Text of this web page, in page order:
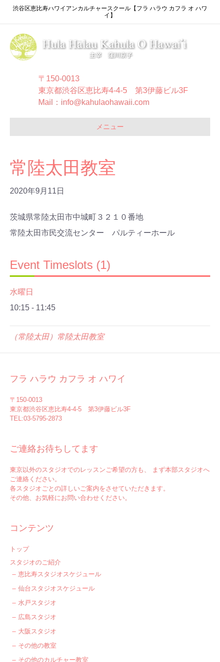
渋谷区恵比寿ハワイアンカルチャースクール【フラ ハラウ カフラ オ ハワ
イ】
〒150-0013
東京都渋谷区恵比寿4-4-5 第3伊藤ビル3F
Mail：info@kahulaohawaii.com
メニュー
常陸太田教室
2020年9月11日
茨城県常陸太田市中城町３２１０番地
常陸太田市民交流センター パルティーホール
Event Timeslots (1)
水曜日
10:15 - 11:45
（常陸太田）常陸太田教室
フラ ハラウ カフラ オ ハワイ
〒150-0013
東京都渋谷区恵比寿4-4-5 第3伊藤ビル3F
TEL:03-5795-2873
ご連絡お待ちしてます
東京以外のスタジオでのレッスンご希望の方も、 まず本部スタジオへ
ご連絡ください。
各スタジオごとの詳しいご案内をさせていただきます。
その他、お気軽にお問い合わせください。
コンテンツ
トップ
スタジオのご紹介
恵比寿スタジオスケジュール
仙台スタジオスケジュール
水戸スタジオ
広島スタジオ
大阪スタジオ
その他の教室
その他のカルチャー教室